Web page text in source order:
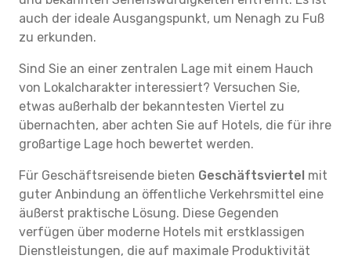
auch der ideale Ausgangspunkt, um Nenagh zu Fuß
zu erkunden.
Sind Sie an einer zentralen Lage mit einem Hauch
von Lokalcharakter interessiert? Versuchen Sie,
etwas außerhalb der bekanntesten Viertel zu
übernachten, aber achten Sie auf Hotels, die für ihre
großartige Lage hoch bewertet werden.
Für Geschäftsreisende bieten Geschäftsviertel mit
guter Anbindung an öffentliche Verkehrsmittel eine
äußerst praktische Lösung. Diese Gegenden
verfügen über moderne Hotels mit erstklassigen
Dienstleistungen, die auf maximale Produktivität